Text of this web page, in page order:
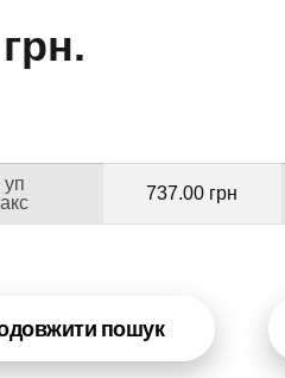
уп
737.00 грн
пошук